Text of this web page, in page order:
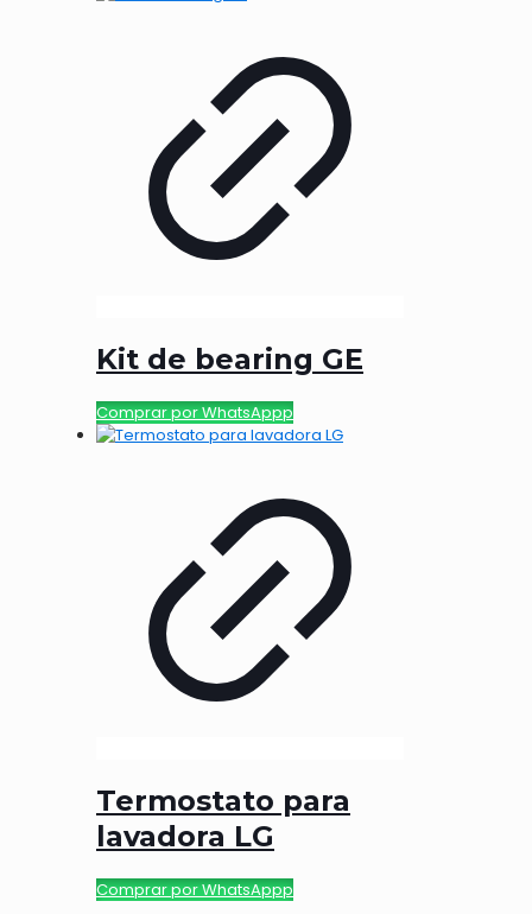
Kit de bearing GE
Comprar por WhatsAppp
Termostato para
lavadora LG
Comprar por WhatsAppp